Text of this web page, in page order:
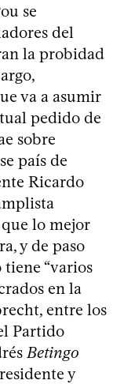
se
del
la probidad
va a asumir
pedido de
sobre
país de
Ricardo
lo mejor
y de paso
“varios
en la
entre los
Partido
Betingo
y